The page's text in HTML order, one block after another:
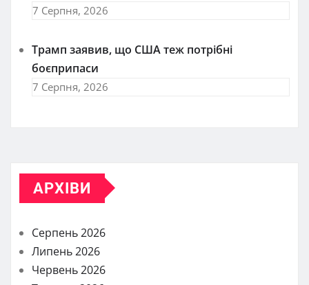
7 Серпня, 2026
Трамп заявив, що США теж потрібні
боєприпаси
7 Серпня, 2026
АРХІВИ
Серпень 2026
Липень 2026
Червень 2026